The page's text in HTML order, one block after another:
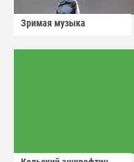
Зримая музыка